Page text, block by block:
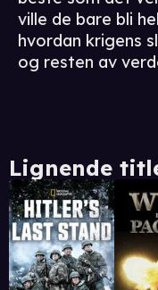
ville de bare bli
hvordan krigens
og resten av
Lignende